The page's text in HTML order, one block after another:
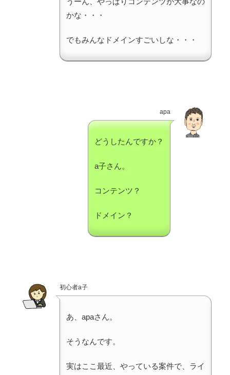
かな・・・
でもみんなドメインすごいしな・・・
apa
どうしたんですか？
a子さん。
コンテンツ？
ドメイン？
初心者a子
あ、apaさん。
そうなんです。
実はここ最近、やっている案件で、ライ